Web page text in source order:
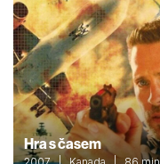
Hra s časem